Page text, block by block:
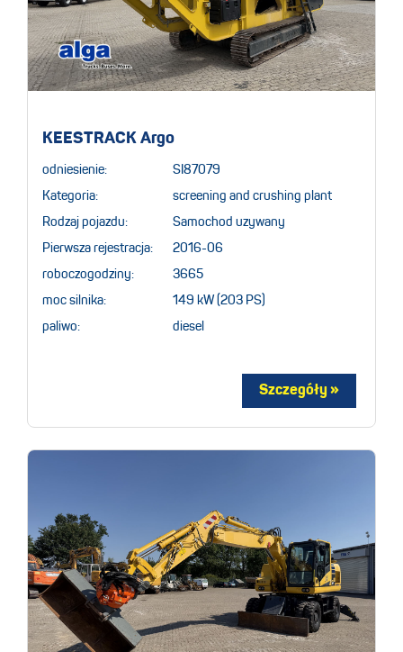
KEESTRACK Argo
odniesienie: SI87079
Kategoria: screening and crushing plant
Rodzaj pojazdu: Samochod uzywany
Pierwsza rejestracja: 2016-06
roboczogodziny: 3665
moc silnika: 149 kW (203 PS)
paliwo: diesel